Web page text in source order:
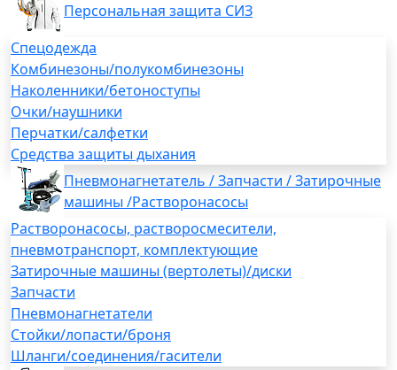
Персональная защита СИЗ
Спецодежда
Комбинезоны/полукомбинезоны
Наколенники/бетоноступы
Очки/наушники
Перчатки/салфетки
Средства защиты дыхания
Пневмонагнетатель / Запчасти / Затирочные
машины /Растворонасосы
Растворонасосы, растворосмесители,
пневмотранспорт, комплектующие
Затирочные машины (вертолеты)/диски
Запчасти
Пневмонагнетатели
Стойки/лопасти/броня
Шланги/соединения/гасители